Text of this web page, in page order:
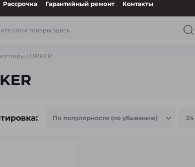
Рассрочка Гарантийный ремонт Контакты
LURKER